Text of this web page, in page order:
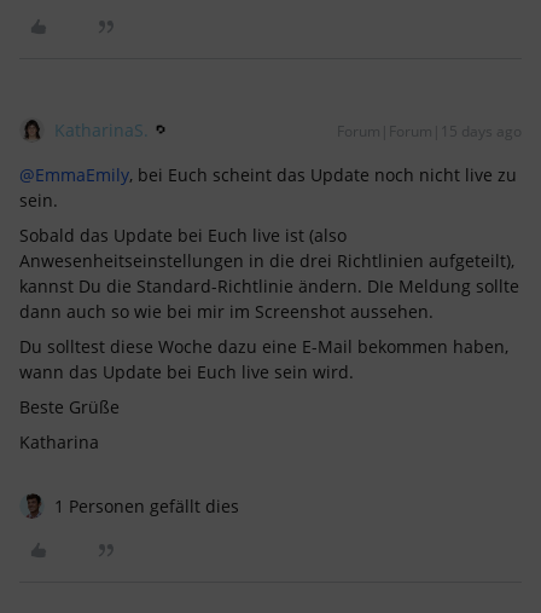
KatharinaS. Forum|Forum|15 days ago
@EmmaEmily, bei Euch scheint das Update noch nicht live zu
sein.
Sobald das Update bei Euch live ist (also
Anwesenheitseinstellungen in die drei Richtlinien aufgeteilt),
kannst Du die Standard-Richtlinie ändern. DIe Meldung sollte
dann auch so wie bei mir im Screenshot aussehen.
Du solltest diese Woche dazu eine E-Mail bekommen haben,
wann das Update bei Euch live sein wird.
Beste Grüße
Katharina
1 Personen gefällt dies